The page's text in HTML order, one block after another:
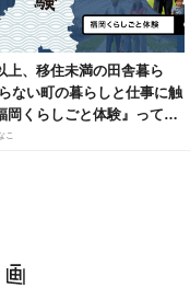
上、移住未満の田舎暮ら
ない町の暮らしと仕事に触
岡くらしごと体験』って知
こ